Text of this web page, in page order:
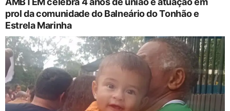
prol da comunidade do Balneário do Tonhão e
Estrela Marinha